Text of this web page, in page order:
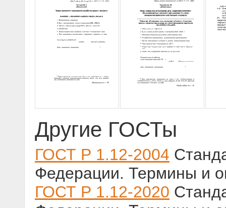
Другие ГОСТы
ГОСТ Р 1.12-2004
Федерации. Термины и
ГОСТ Р 1.12-2020